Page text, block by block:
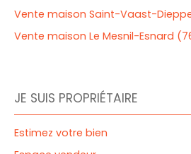
Vente maison Saint-Vaast-
Vente maison Le Mesnil-Esnard
JE SUIS PROPRIÉTAIRE
Estimez votre bien